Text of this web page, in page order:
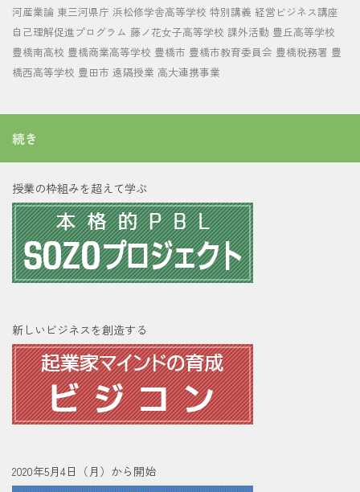
河産業論 東三河県庁 浜松修学舎高等学校 特別講義 経営ビジネス講座
自己理解促進プログラム 藤ノ花女子高等学校 課外活動 豊丘高等学校
豊橋南高校 豊橋商業高等学校 豊橋市 豊橋市教育委員会 豊橋税務署 豊
橋西高等学校 豊田市 遠隔授業 高大連携事業
続き
授業の枠組みを超えて学ぶ
新しいビジネスを創造する
2020年5月4日（月）から開始